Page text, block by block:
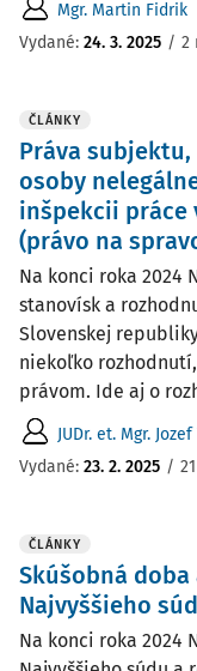
Mgr. Martin Fidrik
Vydané: 24. 3. 2025 / 2
ČLÁNKY
Práva
osoby
inšpekcii práce
(právo na
Na konci roka 2024
stanovísk a
Slovenskej
niekoľko
právom. Ide aj o
JUDr. et. Mgr.
Vydané: 23. 2. 2025 /
ČLÁNKY
Skúšobná
Najvyššieho
Na konci roka 2024